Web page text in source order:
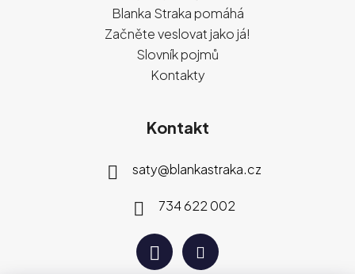
Blanka Straka pomáhá
Začněte veslovat jako já!
Slovník pojmů
Kontakty
Kontakt
saty@blankastraka.cz
734 622 002